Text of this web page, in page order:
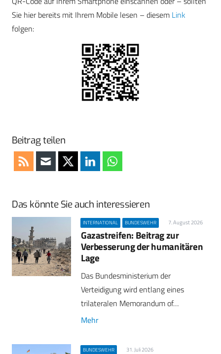
Sie hier bereits mit Ihrem Mobile lesen – diesem Link
folgen:
Beitrag teilen
Das könnte Sie auch interessieren
INTERNATIONAL BUNDESWEHR 7. August 2026
Gazastreifen: Beitrag zur
Verbesserung der humanitären
Lage
Das Bundesministerium der
Verteidigung wird entlang eines
trilateralen Memorandum of…
Mehr
BUNDESWEHR 31. Juli 2026